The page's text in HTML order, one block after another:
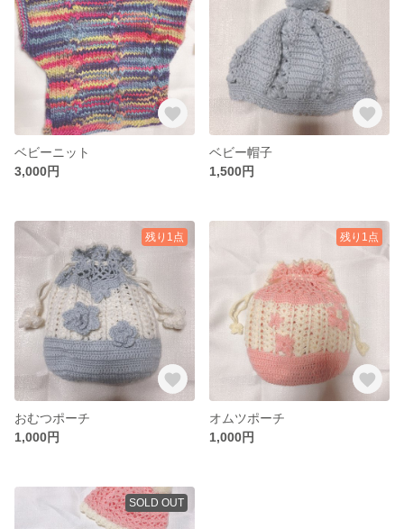
ベビーニット
3,000円
ベビー帽子
1,500円
残り1点
おむつポーチ
1,000円
残り1点
オムツポーチ
1,000円
SOLD OUT